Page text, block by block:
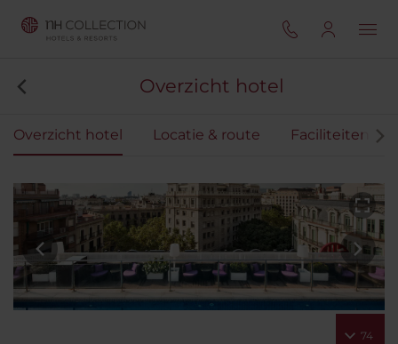
Overzicht hotel
Overzicht hotel Locatie & route Faciliteiten
74